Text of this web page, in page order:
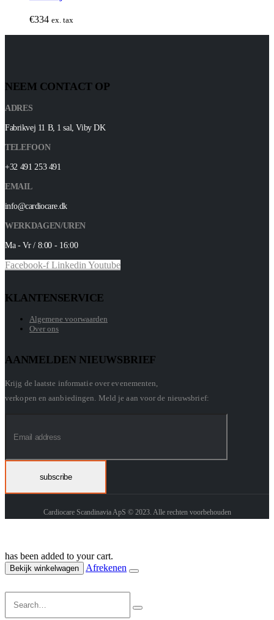
€334 ex. tax
NEEM CONTACT OP
ADRES
Fabrikvej 11 B, 1 sal, Viby DK
TELEFOON
+32 491 253 491
EMAIL
info@cardiocare.dk
WERKDAGEN/UREN
Ma - Vr / 8:00 - 16:00
Facebook-f Linkedin Youtube
KLANTENSERVICE
Algemene voorwaarden
Over ons
AANMELDEN NIEUWSBRIEF
Krijg de laatste informatie over evenementen,
verkopen en aanbiedingen. Meld je aan voor de nieuwsbrief:
Cardiocare Scandinavia ApS © 2023. Alle rechten voorbehouden
has been added to your cart.
Bekijk winkelwagen Afrekenen